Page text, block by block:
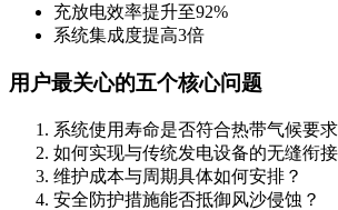
充放电效率提升至92%
系统集成度提高3倍
用户最关心的五个核心问题
系统使用寿命是否符合热带气候要求
如何实现与传统发电设备的无缝衔接
维护成本与周期具体如何安排？
安全防护措施能否抵御风沙侵蚀？